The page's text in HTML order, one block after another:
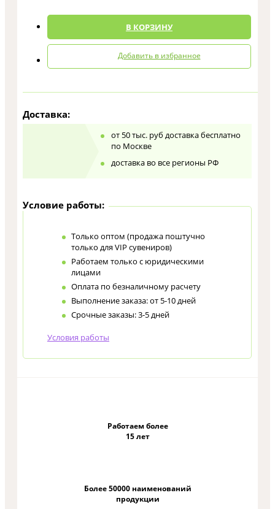
В КОРЗИНУ
Добавить в избранное
Доставка:
от 50 тыс. руб доставка бесплатно
по Москве
доставка во все регионы РФ
Условие работы:
Только оптом (продажа поштучно
только для VIP сувениров)
Работаем только с юридическими
лицами
Оплата по безналичному расчету
Выполнение заказа: от 5-10 дней
Срочные заказы: 3-5 дней
Условия работы
Работаем более
15 лет
Более 50000 наименований
продукции